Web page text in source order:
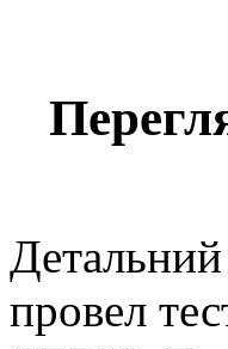
провел